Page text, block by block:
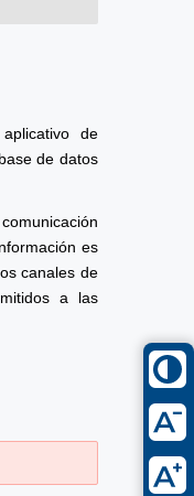
de
de datos
es
canales de
a las